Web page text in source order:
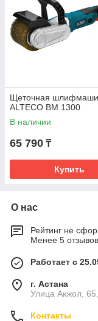
Щеточная
ALTECO BM 1300
В наличии
65 790 ₸
Купить
О нас
Рейтинг не
Менее 5
Работает с
г. Астана
Улица Акжол,
Контакты